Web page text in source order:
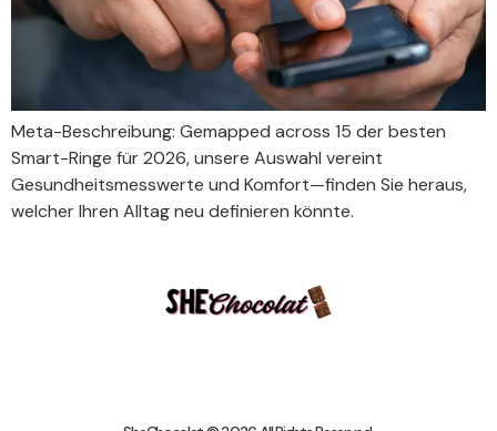
Meta-Beschreibung: Gemapped across 15 der besten
Smart-Ringe für 2026, unsere Auswahl vereint
Gesundheitsmesswerte und Komfort—finden Sie heraus,
welcher Ihren Alltag neu definieren könnte.